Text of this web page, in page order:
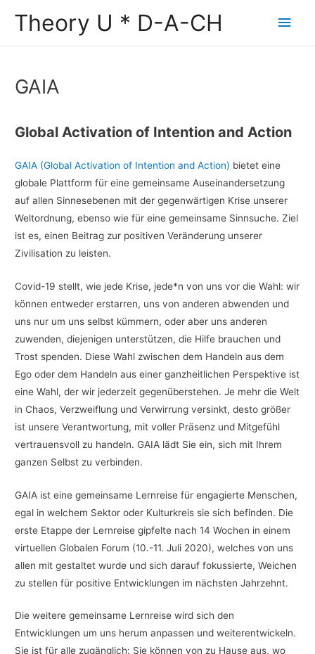
Theory U * D-A-CH
GAIA
Global Activation of Intention and Action
GAIA (Global Activation of Intention and Action) bietet eine
globale Plattform für eine gemeinsame Auseinandersetzung
auf allen Sinnesebenen mit der gegenwärtigen Krise unserer
Weltordnung, ebenso wie für eine gemeinsame Sinnsuche. Ziel
ist es, einen Beitrag zur positiven Veränderung unserer
Zivilisation zu leisten.
Covid-19 stellt, wie jede Krise, jede*n von uns vor die Wahl: wir
können entweder erstarren, uns von anderen abwenden und
uns nur um uns selbst kümmern, oder aber uns anderen
zuwenden, diejenigen unterstützen, die Hilfe brauchen und
Trost spenden. Diese Wahl zwischen dem Handeln aus dem
Ego oder dem Handeln aus einer ganzheitlichen Perspektive ist
eine Wahl, der wir jederzeit gegenüberstehen. Je mehr die Welt
in Chaos, Verzweiflung und Verwirrung versinkt, desto größer
ist unsere Verantwortung, mit voller Präsenz und Mitgefühl
vertrauensvoll zu handeln. GAIA lädt Sie ein, sich mit Ihrem
ganzen Selbst zu verbinden.
GAIA ist eine gemeinsame Lernreise für engagierte Menschen,
egal in welchem Sektor oder Kulturkreis sie sich befinden. Die
erste Etappe der Lernreise gipfelte nach 14 Wochen in einem
virtuellen Globalen Forum (10.-11. Juli 2020), welches von uns
allen mit gestaltet wurde und sich darauf fokussierte, Weichen
zu stellen für positive Entwicklungen im nächsten Jahrzehnt.
Die weitere gemeinsame Lernreise wird sich den
Entwicklungen um uns herum anpassen und weiterentwickeln.
Sie ist für alle zugänglich: Sie können von zu Hause aus, wo